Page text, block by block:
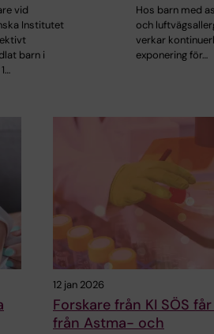
vid
Institutet
barn i
Hos barn med
och
verkar
exponering för…
12 jan 2026
Forskare från KI SÖS
från Astma- och